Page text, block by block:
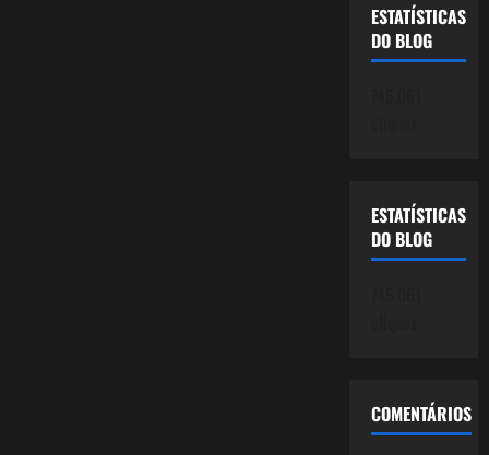
ESTATÍSTICAS
DO BLOG
ESTATÍSTICAS
DO BLOG
COMENTÁRIOS